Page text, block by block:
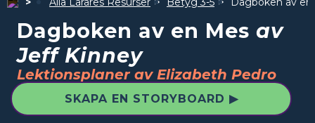
Dagboken av en Mes av
Jeff Kinney
Lektionsplaner av Elizabeth Pedro
SKAPA EN STORYBOARD ▶